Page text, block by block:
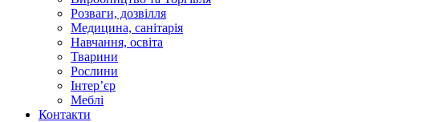
Розваги, дозвілля
Медицина, санітарія
Навчання, освіта
Тварини
Рослини
Інтер’єр
Меблі
Контакти